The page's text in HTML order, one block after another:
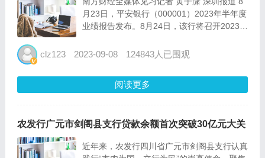
月23日，平安银行（000001）2023年半年度
业绩报告发布。8月24日，该行将召开2023年
实现营业收入886.10亿元，同比下降3.7%；
clz123 2023-09-08 124843人已围观
阅读更多
农发行广元市剑阁县支行贷款余额首次突破30亿元大关
近年来，农发行四川省广元市剑阁县支行认真